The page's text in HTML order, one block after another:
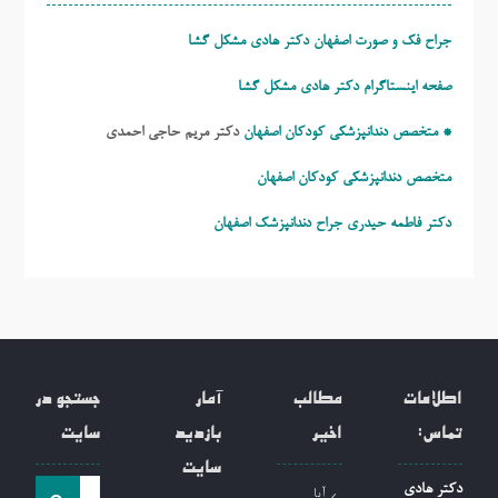
جراح فک و صورت اصفهان دکتر هادی مشکل گشا
صفحه اینستاگرام دکتر هادی مشکل گشا
* متخصص دندانپزشکی کودکان اصفهان دکتر مریم حاجی احمدی
متخصص دندانپزشکی کودکان اصفهان
دکتر فاطمه حیدری جراح دندانپزشک اصفهان
اطلاعات
تماس:
دکتر هادی
مطالب
اخیر
آیا
آمار
بازدید
سایت
جستجو در
سایت